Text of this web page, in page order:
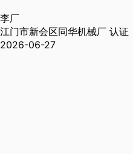
李厂
江门市新会区同华机械厂 认证
2026-06-27